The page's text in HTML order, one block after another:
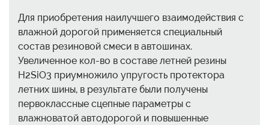
Для приобретения наилучшего взаимодействия с
влажной дорогой применяется специальный
состав резиновой смеси в автошинах.
Увеличенное кол-во в составе летней резины
H2SiО3 приумножило упругость протектора
летних шины, в результате были получены
первоклассные сцепные параметры с
влажноватой автодорогой и повышенные